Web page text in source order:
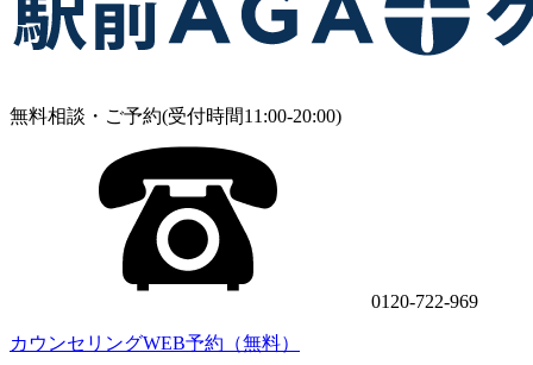
無料相談・ご予約(受付時間11:00-20:00)
0120-722-969
カウンセリングWEB予約（無料）